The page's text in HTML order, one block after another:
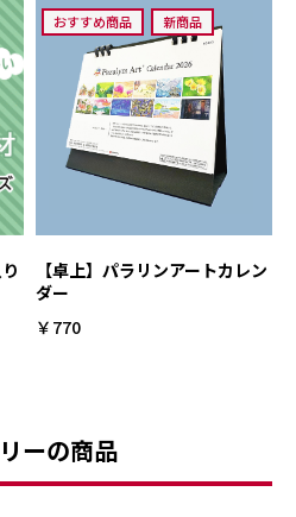
おすすめ商品 新商品
【卓上】パラリンアートカレン
ダー
￥770
ーの商品